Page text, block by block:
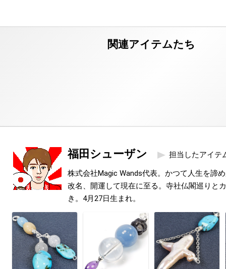
福田シューザン 担当したアイテ
株式会社Magic Wands代表。かつて人生を諦
改名、開運して現在に至る。寺社仏閣巡りと
き。4月27日生まれ。